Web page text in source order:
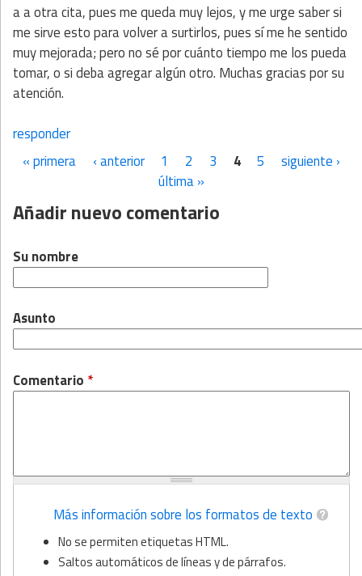
a a otra cita, pues me queda muy lejos, y me urge saber si
me sirve esto para volver a surtirlos, pues sí me he sentido
muy mejorada; pero no sé por cuánto tiempo me los pueda
tomar, o si deba agregar algún otro. Muchas gracias por su
atención.
responder
Páginas
« primera ‹ anterior 1 2 3 4 5
siguiente ›
última »
Añadir nuevo comentario
Su nombre
Asunto
Comentario *
Más información sobre los formatos de texto
No se permiten etiquetas HTML.
Saltos automáticos de líneas y de párrafos.